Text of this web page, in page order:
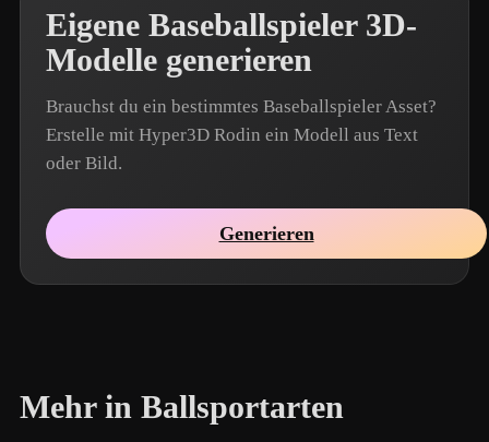
Eigene Baseballspieler 3D-
Modelle generieren
Brauchst du ein bestimmtes Baseballspieler Asset?
Erstelle mit Hyper3D Rodin ein Modell aus Text
oder Bild.
Generieren
Mehr in Ballsportarten